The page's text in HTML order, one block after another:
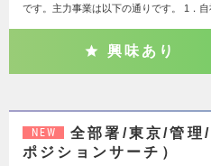
です。主力事業は以下の通りです。 1．
興味あり
NEW
全部署/東京/管理
ポジションサーチ）